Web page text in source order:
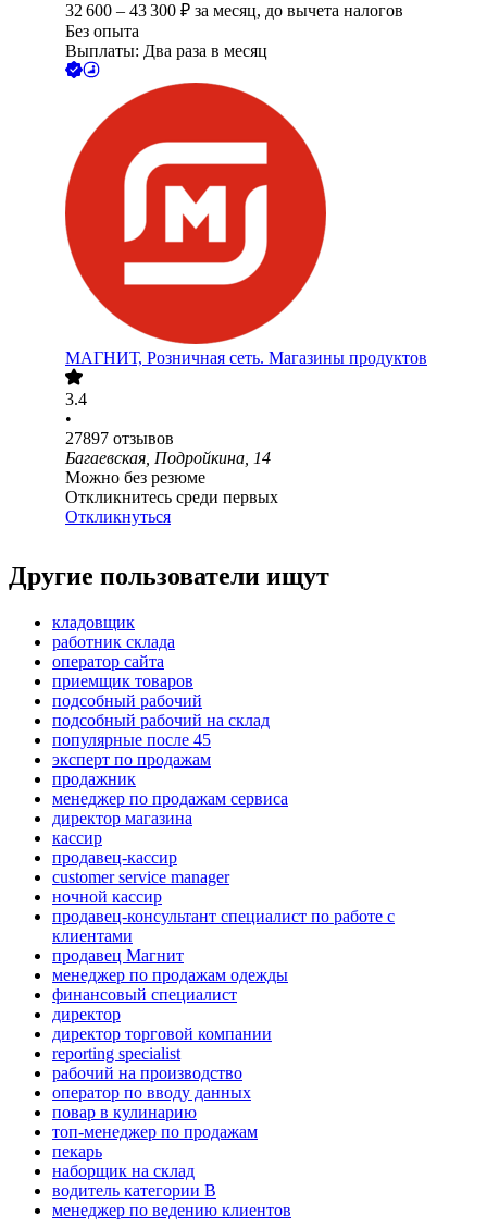
32 600 – 43 300 ₽ за месяц, до вычета налогов
Без опыта
Выплаты: Два раза в месяц
МАГНИТ, Розничная сеть. Магазины продуктов
3.4
•
27897 отзывов
Багаевская, Подройкина, 14
Можно без резюме
Откликнитесь среди первых
Откликнуться
Другие пользователи ищут
кладовщик
работник склада
оператор сайта
приемщик товаров
подсобный рабочий
подсобный рабочий на склад
популярные после 45
эксперт по продажам
продажник
менеджер по продажам сервиса
директор магазина
кассир
продавец-кассир
customer service manager
ночной кассир
продавец-консультант специалист по работе с
клиентами
продавец Магнит
менеджер по продажам одежды
финансовый специалист
директор
директор торговой компании
reporting specialist
рабочий на производство
оператор по вводу данных
повар в кулинарию
топ-менеджер по продажам
пекарь
наборщик на склад
водитель категории B
менеджер по ведению клиентов